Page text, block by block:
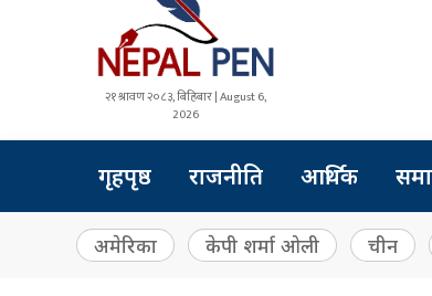
२१ श्रावण २०८३, बिहिबार | August 6,
2026
गृहपृष्ठ राजनीति आर्थिक
अमेरिका केपी शर्मा ओली चीन